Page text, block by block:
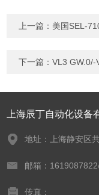
上一篇： 美国SEL-
下一篇：VL3 GW.0/-
上海辰丁自动化设备
地址：上海静安区
邮箱：
传真：